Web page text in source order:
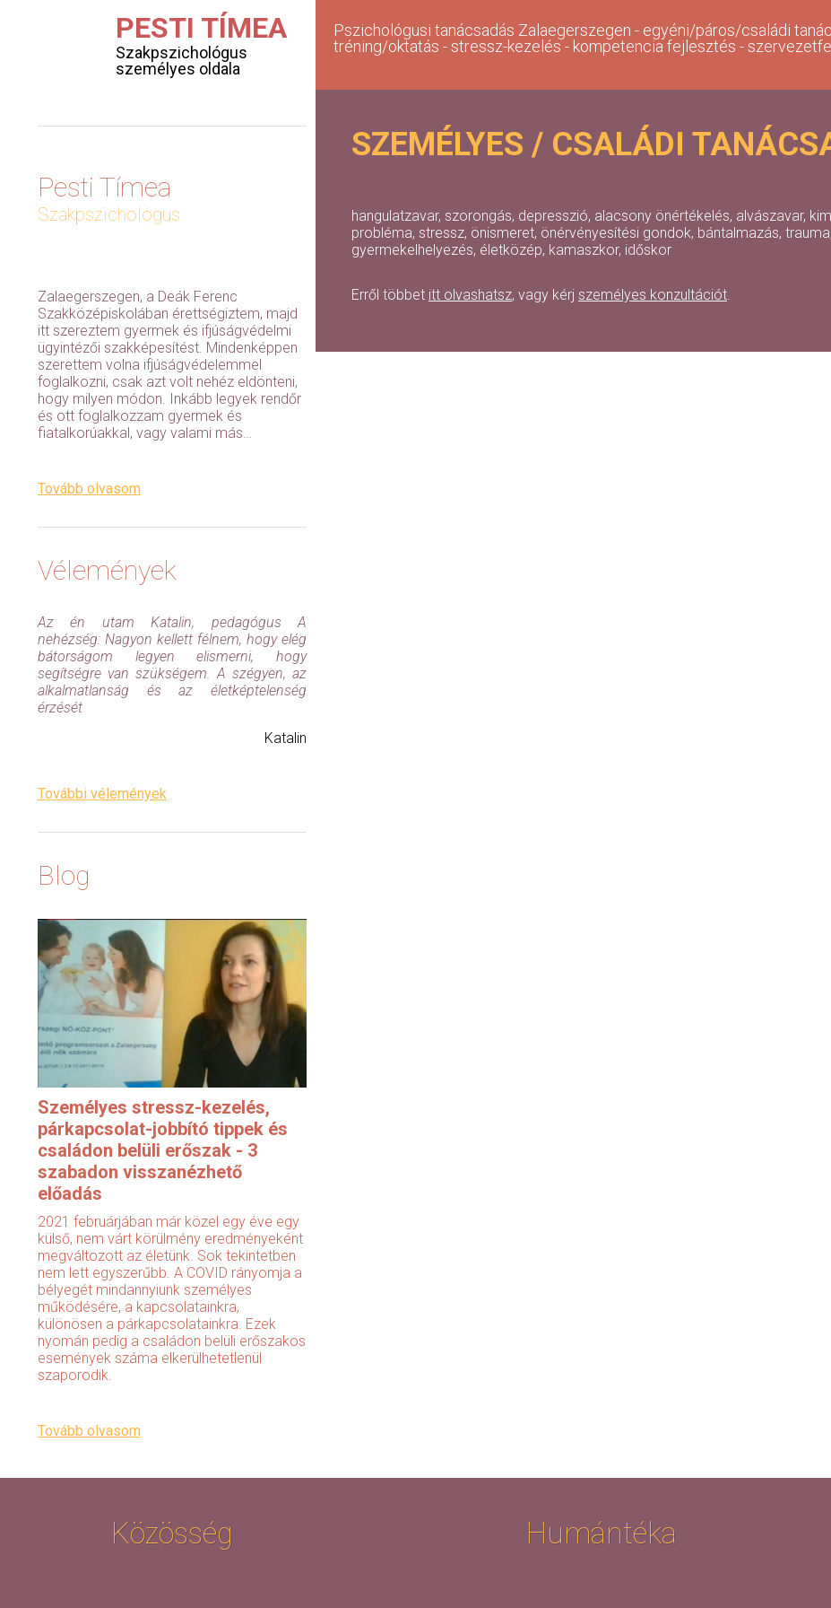
PESTI TÍMEA
Szakpszichológus
személyes oldala
Pszichológusi tanácsadás Zalaegerszegen - egyéni/páros/családi
tréning/oktatás - stressz-kezelés - kompetencia fejlesztés -
Pesti Tímea
Szakpszichológus
Zalaegerszegen, a Deák Ferenc
Szakközépiskolában érettségiztem, majd
itt szereztem gyermek és ifjúságvédelmi
ügyintézői szakképesítést. Mindenképpen
szerettem volna ifjúságvédelemmel
foglalkozni, csak azt volt nehéz eldönteni,
hogy milyen módon. Inkább legyek rendőr
és ott foglalkozzam gyermek és
fiatalkorúakkal, vagy valami más…
Tovább olvasom
Vélemények
Az én utam Katalin, pedagógus A
nehézség: Nagyon kellett félnem, hogy elég
bátorságom legyen elismerni, hogy
segítségre van szükségem. A szégyen, az
alkalmatlanság és az életképtelenség
érzését
Katalin
További vélemények
Blog
Személyes stressz-kezelés,
párkapcsolat-jobbító tippek és
családon belüli erőszak - 3
szabadon visszanézhető
előadás
2021 februárjában már közel egy éve egy
külső, nem várt körülmény eredményeként
megváltozott az életünk. Sok tekintetben
nem lett egyszerűbb. A COVID rányomja a
bélyegét mindannyiunk személyes
működésére, a kapcsolatainkra,
különösen a párkapcsolatainkra. Ezek
nyomán pedig a családon belüli erőszakos
események száma elkerülhetetlenül
szaporodik.
Tovább olvasom
SZEMÉLYES / CSALÁDI
hangulatzavar, szorongás, depresszió, alacsony önértékelés, alvászavar,
probléma, stressz, önismeret, önérvényesítési gondok, bántalmazás,
gyermekelhelyezés, életközép, kamaszkor, időskor
Erről többet itt olvashatsz, vagy kérj személyes konzultációt.
Közösség Humántéka